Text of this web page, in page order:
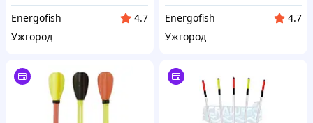
Energofish
4.7
Ужгород
Energofish
4.7
Ужгород